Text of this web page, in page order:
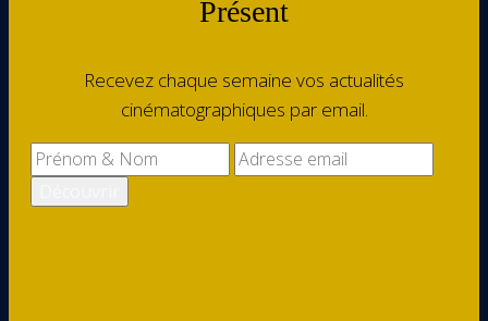
Présent
Recevez chaque semaine vos actualités
cinématographiques par email.